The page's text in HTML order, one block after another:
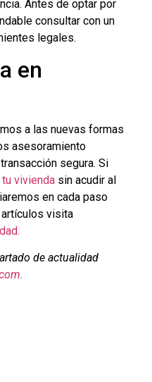
Antes de optar por
consultar con un
legales.
en
a las nuevas formas
asesoramiento
segura. Si
vivienda sin acudir al
en cada paso
visita
de actualidad